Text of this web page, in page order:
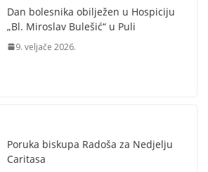
Dan bolesnika obilježen u Hospiciju
„Bl. Miroslav Bulešić“ u Puli
9. veljače 2026.
Poruka biskupa Radoša za Nedjelju
Caritasa